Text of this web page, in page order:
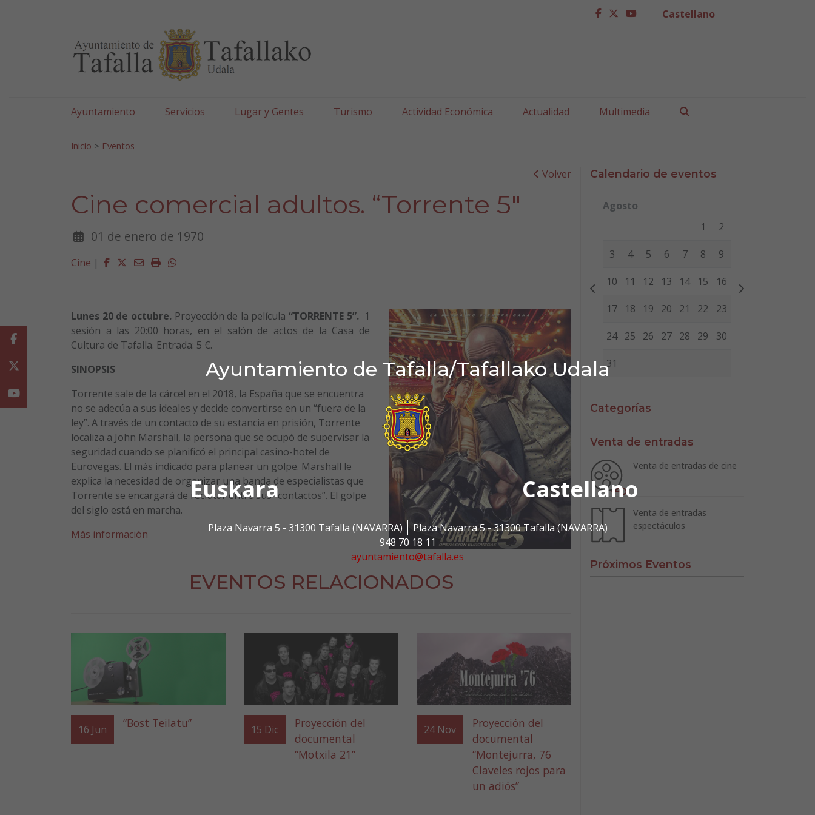
Ayuntamiento de Tafalla/Tafallako Udala
Euskara Castellano
Plaza Navarra 5 - 31300 Tafalla (NAVARRA)
Plaza Navarra 5 - 31300 Tafalla (NAVARRA)
948 70 18 11
ayuntamiento@tafalla.es
facebook
twitter
youtubeCastellano
Ayuntamiento Servicios Lugar y Gentes Turismo Actividad Económica Actualidad Multimedia
Inicio > Eventos
Volver
Cine comercial adultos. “Torrente 5″
01 de enero de 1970
Cine | Facebook
Twitter
EmailImprimirWhatsapp
Lunes 20 de octubre. Proyección de la película “TORRENTE 5”. 1
sesión a las 20:00 horas, en el salón de actos de la Casa de
Cultura de Tafalla. Entrada: 5 €.
SINOPSIS
Torrente sale de la cárcel en el 2018, la España que se encuentra
no se adecúa a sus ideales y decide convertirse en un “fuera de la
ley”. A través de un contacto de su estancia en prisión, Torrente
localiza a John Marshall, la persona que se ocupó de supervisar la
seguridad cuando se planificó el principal casino-hotel de
Eurovegas. El más indicado para planear un golpe. Marshall le
explica la necesidad de organizar una banda de especialistas que
Torrente se encargará de reclutar entre sus “contactos”. El golpe
del siglo está en marcha.
Más información
EVENTOS RELACIONADOS
16 Jun “Bost Teilatu” 15 Dic
Proyección del
documental
“Motxila 21”
24 Nov
Proyección del
documental
“Montejurra, 76
Claveles rojos para
un adiós”
Calendario de eventos
Agosto
Miércoles Jueves
1 2
3 4 5 6 7 8 9
10 11 12 13 14 15 16
17 18 19 20 21 22 23
24 25 26 27 28 29 30
31
Categorías
Venta de entradas
Venta de entradas de cine
Venta de entradas
espectáculos
Próximos Eventos
Facebook
Youtube